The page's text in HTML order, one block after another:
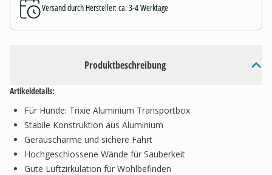
Produktbeschreibung
Artikeldetails:
Für Hunde: Trixie Aluminium Transportbox
Stabile Konstruktion aus Aluminium
Geräuscharme und sichere Fahrt
Hochgeschlossene Wände für Sauberkeit
Gute Luftzirkulation für Wohlbefinden
Versand durch Hersteller: ca. 3-4 Werktage